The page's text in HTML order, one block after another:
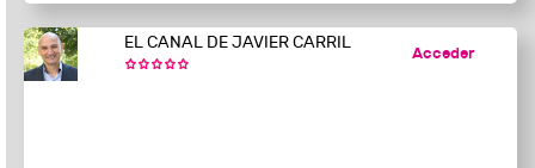
EL CANAL DE JAVIER CARRIL
Acceder